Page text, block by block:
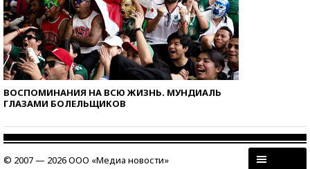
ВОСПОМИНАНИЯ НА ВСЮ ЖИЗНЬ. МУНДИАЛЬ
ГЛАЗАМИ БОЛЕЛЬЩИКОВ
© 2007 — 2026 ООО «Медиа новости»